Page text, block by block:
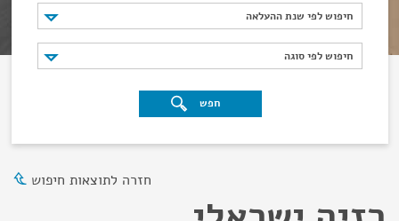
חיפוש לפי שנת ההעלאה
חיפוש לפי שנת ההעלאה
חיפוש לפי סוגה
חיפוש לפי סוגה
חפש
חזרה לתוצאות חיפוש